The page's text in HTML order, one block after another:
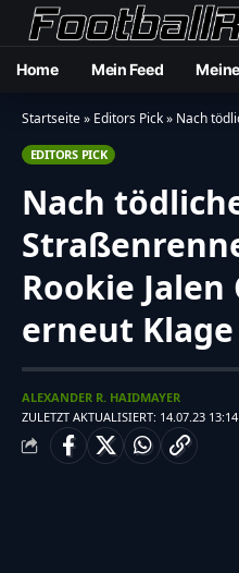
Home Mein Feed
Startseite» Editors Pick» Nach tödlichem
EDITORS PICK
Nach
Rookie
erneut Klage
ZULETZT AKTUALISIERT: 14.07.23 13:14
ALEXANDER R. HAIDMAYER